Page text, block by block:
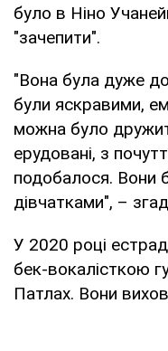
було в Ніно
"зачепити".
"Вона була дуже
були яскравими,
можна було
ерудовані, з
подобалося. Вони
дівчатками", –
У 2020 році
бек-вокалісткою
Патлах. Вони